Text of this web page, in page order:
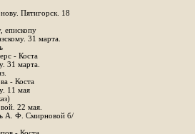
Пятигорск. 18
епископу
31 марта.
- Коста
31 марта.
- Коста
11 мая
22 мая.
А. Ф. Смирновой б/